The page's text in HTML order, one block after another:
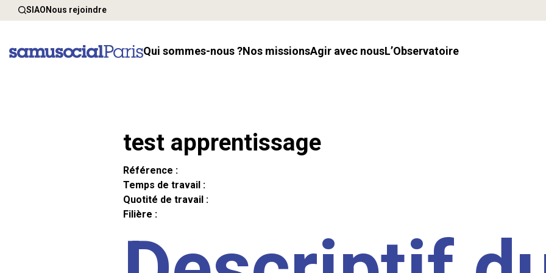
SIAONous rejoindre
Qui sommes-nous ? Nos missions Agir avec nous l’Observatoire
test apprentissage
Référence :
Temps de travail :
Quotité de travail :
Filière :